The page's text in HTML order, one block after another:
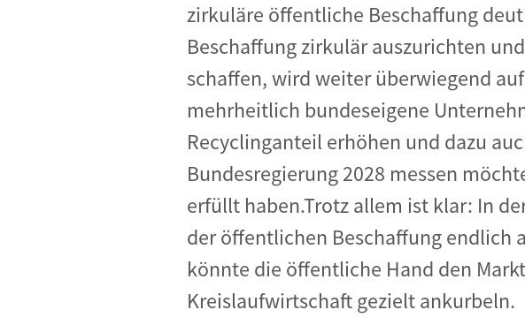
zirkuläre öffentliche Beschaffung
Beschaffung zirkulär auszurichten
schaffen, wird weiter überwiegend
mehrheitlich bundeseigene
Recyclinganteil erhöhen und dazu
Bundesregierung 2028 messen
erfüllt haben.Trotz allem ist klar: In
der öffentlichen Beschaffung endlich
könnte die öffentliche Hand den
Kreislaufwirtschaft gezielt ankurbeln.